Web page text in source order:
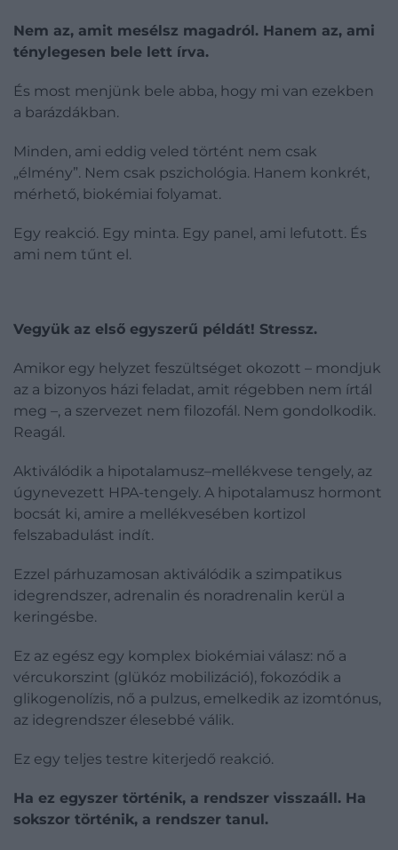
Nem az, amit mesélsz magadról. Hanem az, ami
ténylegesen bele lett írva.
És most menjünk bele abba, hogy mi van ezekben
a barázdákban.
Minden, ami eddig veled történt nem csak
„élmény”. Nem csak pszichológia. Hanem konkrét,
mérhető, biokémiai folyamat.
Egy reakció. Egy minta. Egy panel, ami lefutott. És
ami nem tűnt el.
Vegyük az első egyszerű példát! Stressz.
Amikor egy helyzet feszültséget okozott – mondjuk
az a bizonyos házi feladat, amit régebben nem írtál
meg –, a szervezet nem filozofál. Nem gondolkodik.
Reagál.
Aktiválódik a hipotalamusz–mellékvese tengely, az
úgynevezett HPA-tengely. A hipotalamusz hormont
bocsát ki, amire a mellékvesében kortizol
felszabadulást indít.
Ezzel párhuzamosan aktiválódik a szimpatikus
idegrendszer, adrenalin és noradrenalin kerül a
keringésbe.
Ez az egész egy komplex biokémiai válasz: nő a
vércukorszint (glükóz mobilizáció), fokozódik a
glikogenolízis, nő a pulzus, emelkedik az izomtónus,
az idegrendszer élesebbé válik.
Ez egy teljes testre kiterjedő reakció.
Ha ez egyszer történik, a rendszer visszaáll. Ha
sokszor történik, a rendszer tanul.